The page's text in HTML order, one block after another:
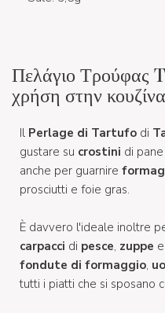
Πελάγιο
χρήση στην κουζίνα
Il Perlage di Tartufo di
gustare su crostini di
anche per guarnire
prosciutti e foie gras.
È davvero l'ideale inoltre
carpacci di pesce, zuppe e
fondute di formaggio,
tutti i piatti che si sposano